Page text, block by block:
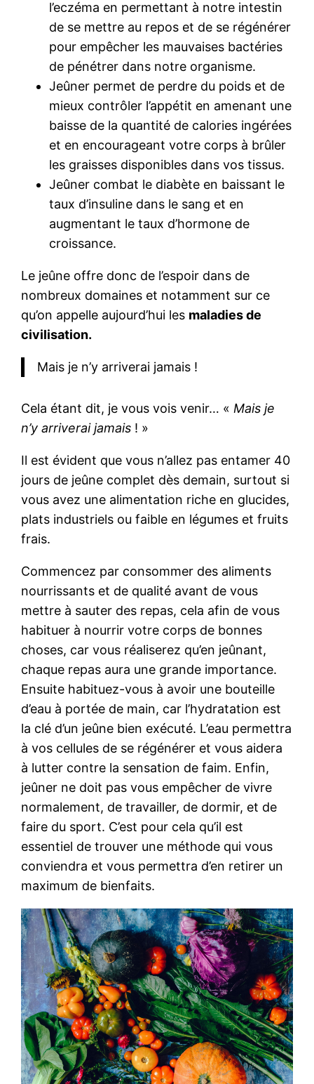
l’eczéma en permettant à notre intestin
de se mettre au repos et de se régénérer
pour empêcher les mauvaises bactéries
de pénétrer dans notre organisme.
Jeûner permet de perdre du poids et de
mieux contrôler l’appétit en amenant une
baisse de la quantité de calories ingérées
et en encourageant votre corps à brûler
les graisses disponibles dans vos tissus.
Jeûner combat le diabète en baissant le
taux d’insuline dans le sang et en
augmentant le taux d’hormone de
croissance.
Le jeûne offre donc de l’espoir dans de
nombreux domaines et notamment sur ce
qu’on appelle aujourd’hui les maladies de
civilisation.
Mais je n’y arriverai jamais !
Cela étant dit, je vous vois venir… «Mais je
n’y arriverai jamais ! »
Il est évident que vous n’allez pas entamer 40
jours de jeûne complet dès demain, surtout si
vous avez une alimentation riche en glucides,
plats industriels ou faible en légumes et fruits
frais.
Commencez par consommer des aliments
nourrissants et de qualité avant de vous
mettre à sauter des repas, cela afin de vous
habituer à nourrir votre corps de bonnes
choses, car vous réaliserez qu’en jeûnant,
chaque repas aura une grande importance.
Ensuite habituez-vous à avoir une bouteille
d’eau à portée de main, car l’hydratation est
la clé d’un jeûne bien exécuté. L’eau permettra
à vos cellules de se régénérer et vous aidera
à lutter contre la sensation de faim. Enfin,
jeûner ne doit pas vous empêcher de vivre
normalement, de travailler, de dormir, et de
faire du sport. C’est pour cela qu’il est
essentiel de trouver une méthode qui vous
conviendra et vous permettra d’en retirer un
maximum de bienfaits.